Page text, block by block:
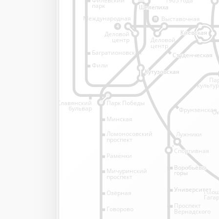
4
11
Лужники
Деловой
центр
Шелепиха
Шелепиха
Минская
Ломоносовский
проспект
Раменки
Парк Победы
парк
Багратионовская
Фили
Международная
Спортивная
Спортивная
Фрунзенская
Славянский
бульвар
Выставочная
Проспект
Вернадского
Деловой
центр
Киевская
Киевская
Студенческая
Студенческая
Кутузовская
Кутузовская
Воробьёвы
горы
Воробьёвы
горы
Университет
Университет
Говорово
Озёрная
Мичуринский
проспект